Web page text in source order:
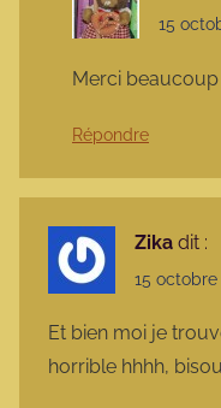
15
Merci
Répondre
Zika dit :
15
Et bien moi je
horrible hhhh,